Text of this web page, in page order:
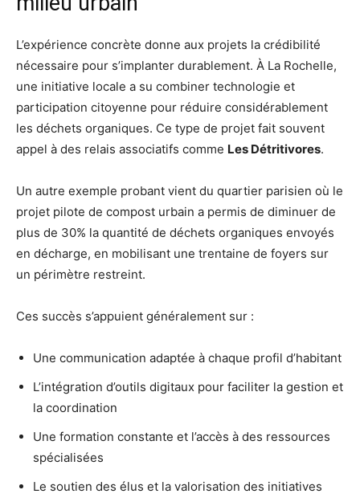
L’expérience concrète donne aux projets la crédibilité
nécessaire pour s’implanter durablement. À La Rochelle,
une initiative locale a su combiner technologie et
participation citoyenne pour réduire considérablement
les déchets organiques. Ce type de projet fait souvent
appel à des relais associatifs comme Les Détritivores.
Un autre exemple probant vient du quartier parisien où le
projet pilote de compost urbain a permis de diminuer de
plus de 30% la quantité de déchets organiques envoyés
en décharge, en mobilisant une trentaine de foyers sur
un périmètre restreint.
Ces succès s’appuient généralement sur :
Une communication adaptée à chaque profil d’habitant
L’intégration d’outils digitaux pour faciliter la gestion et
la coordination
Une formation constante et l’accès à des ressources
spécialisées
Le soutien des élus et la valorisation des initiatives